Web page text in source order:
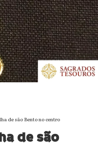
de são Bento no centro
de são